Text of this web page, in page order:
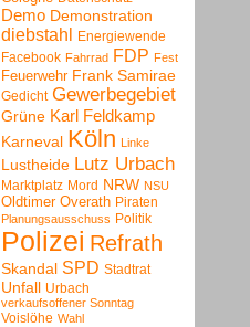
Demo Demonstration
diebstahl Energiewende
Facebook Fahrrad FDP Fest
Feuerwehr Frank Samirae
Gedicht Gewerbegebiet
Grüne Karl Feldkamp
Karneval Köln Linke
Lustheide Lutz Urbach
Marktplatz Mord NRW NSU
Oldtimer Overath Piraten
Planungsausschuss Politik
Polizei Refrath
Skandal SPD Stadtrat
Unfall Urbach
verkaufsoffener Sonntag
Voislöhe Wahl